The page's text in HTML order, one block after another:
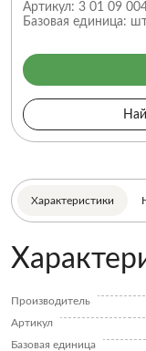
Артикул: 3 01 09
Базовая единица:
Характеристики
Производитель
Артикул
Базовая единица